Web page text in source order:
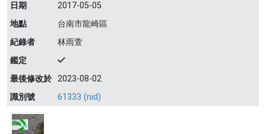
日期
2017-05-05
地點
台南市龍崎區
紀錄者
林雨萱
鑑定
最後修改於 2023-08-02
識別號
61333 (nid)